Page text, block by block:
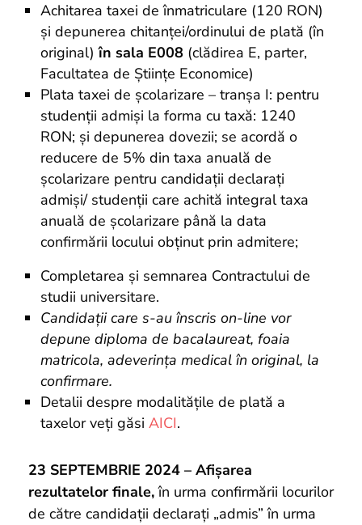
Achitarea taxei de înmatriculare (120 RON)
şi depunerea chitanței/ordinului de plată (în
original)în sala E008 (clădirea E, parter,
Facultatea de Științe Economice)
Plata taxei de școlarizare – tranșa I: pentru
studenții admiși la forma cu taxă: 1240
RON; şi depunerea dovezii; se acordă o
reducere de 5% din taxa anuală de
școlarizare pentru candidații declarați
admiși/ studenții care achită integral taxa
anuală de școlarizare până la data
confirmării locului obținut prin admitere;
Completarea și semnarea Contractului de
studii universitare.
Candidații care s-au înscris on-line vor
depune diploma de bacalaureat, foaia
matricola, adeverința medical în original, la
confirmare.
Detalii despre modalitățile de plată a
taxelor veți găsi AICI.
23 SEPTEMBRIE 2024 – Afișarea
rezultatelor finale,în urma confirmării locurilor
de către candidații declarați „admis” în urma